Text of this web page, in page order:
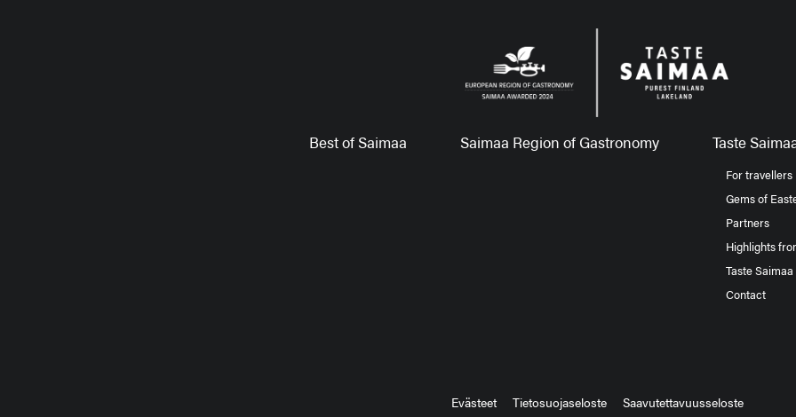
Best of Saimaa Saimaa Region of Gastronomy Taste
For travellers
Gems of
Partners
Highlights
Taste Saimaa
Contact
Evästeet Tietosuojaseloste Saavutettavuusseloste